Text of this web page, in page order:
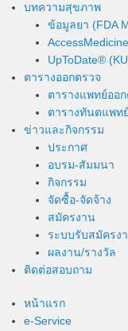
บทความสุขภาพ
ข้อมูลยา (FDA
UpToDate®
ตารางออกตรวจ
ตารางแพทย์ออ
ตารางทันตแพท
ข่าวและกิจกรรม
ประกาศ
อบรม-สัมมนา
กิจกรรม
จัดซื้อ-จัดจ้าง
สมัครงาน
ระบบรับสมัครง
ผลงาน/รางวัล
ติดต่อสอบถาม
หน้าแรก
e-Service